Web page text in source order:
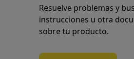
Resuelve problemas y
instrucciones u otra
sobre tu producto.